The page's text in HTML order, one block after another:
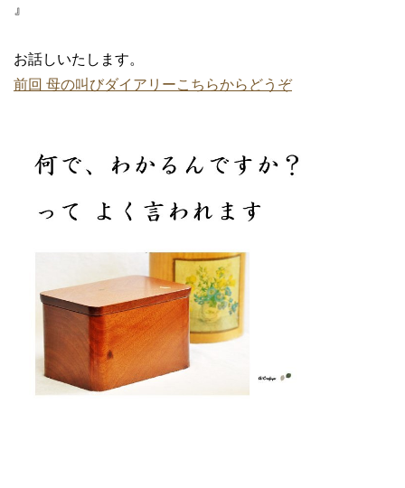
』
お話しいたします。
前回 母の叫びダイアリーこちらからどうぞ